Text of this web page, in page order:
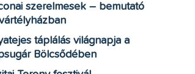
szerelmesek – bemutató
táplálás világnapja a
Bölcsődében